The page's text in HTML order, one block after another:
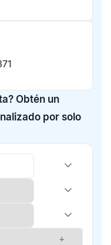
Obtén un
por solo
+